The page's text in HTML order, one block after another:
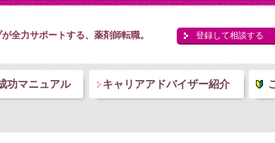
全力サポートする、薬剤師転職。 登録して相談する
功マニュアル キャリアアドバイザー紹介